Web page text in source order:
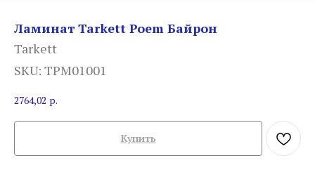
Ламинат Tarkett Poem Байрон
Tarkett
SKU: TPM01001
2764,02 р.
Купить